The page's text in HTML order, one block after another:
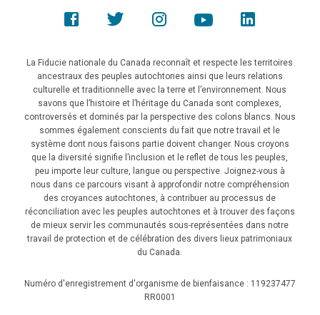
La Fiducie nationale du Canada reconnaît et respecte les territoires
ancestraux des peuples autochtones ainsi que leurs relations
culturelle et traditionnelle avec la terre et l’environnement. Nous
savons que l’histoire et l’héritage du Canada sont complexes,
controversés et dominés par la perspective des colons blancs. Nous
sommes également conscients du fait que notre travail et le
système dont nous faisons partie doivent changer. Nous croyons
que la diversité signifie l’inclusion et le reflet de tous les peuples,
peu importe leur culture, langue ou perspective. Joignez-vous à
nous dans ce parcours visant à approfondir notre compréhension
des croyances autochtones, à contribuer au processus de
réconciliation avec les peuples autochtones et à trouver des façons
de mieux servir les communautés sous-représentées dans notre
travail de protection et de célébration des divers lieux patrimoniaux
du Canada.
Numéro d'enregistrement d'organisme de bienfaisance : 119237477
RR0001